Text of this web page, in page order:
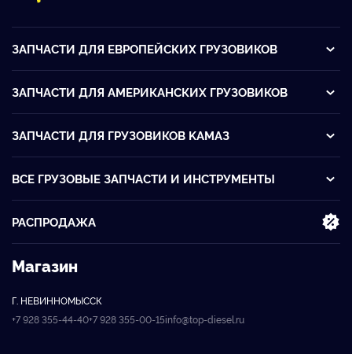
ЗАПЧАСТИ ДЛЯ ЕВРОПЕЙСКИХ ГРУЗОВИКОВ
ЗАПЧАСТИ ДЛЯ АМЕРИКАНСКИХ ГРУЗОВИКОВ
ЗАПЧАСТИ ДЛЯ ГРУЗОВИКОВ KАМАЗ
ВСЕ ГРУЗОВЫЕ ЗАПЧАСТИ И ИНСТРУМЕНТЫ
РАСПРОДАЖА
Магазин
Г. НЕВИННОМЫССК
+7 928 355-44-40+7 928 355-00-15info@top-diesel.ru